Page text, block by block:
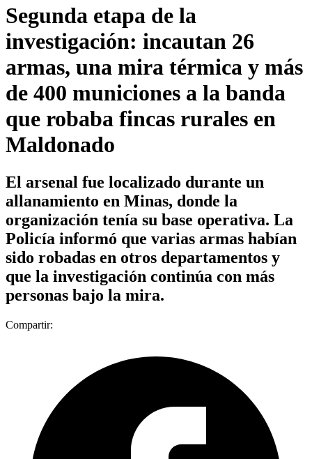
Segunda etapa de la
investigación: incautan 26
armas, una mira térmica y más
de 400 municiones a la banda
que robaba fincas rurales en
Maldonado
El arsenal fue localizado durante un
allanamiento en Minas, donde la
organización tenía su base operativa. La
Policía informó que varias armas habían
sido robadas en otros departamentos y
que la investigación continúa con más
personas bajo la mira.
Compartir: